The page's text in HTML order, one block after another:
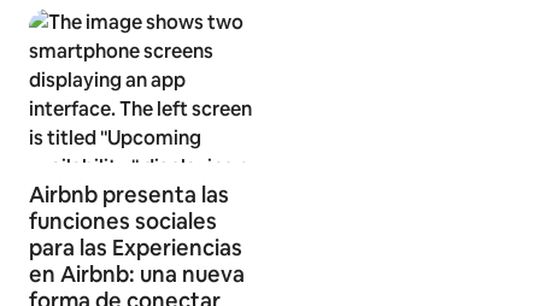
Airbnb presenta las
funciones sociales
para las Experiencias
en Airbnb: una nueva
forma de conectar